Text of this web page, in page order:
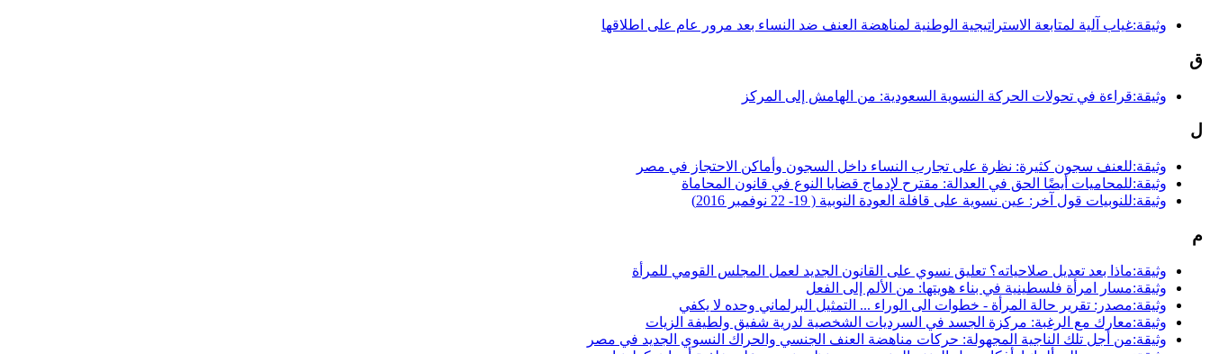
وثيقة:غياب آلية لمتابعة الاستراتيجية الوطنية لمناهضة العنف ضد النساء بعد مرور عام على اطلاقها
ق
وثيقة:قراءة في تحولات الحركة النسوية السعودية: من الهامش إلى المركز
ل
وثيقة:للعنف سجون كثيرة: نظرة على تجارب النساء داخل السجون وأماكن الاحتجاز في مصر
وثيقة:للمحاميات أيضًا الحق في العدالة: مقترح لإدماج قضايا النوع في قانون المحاماة
وثيقة:للنوبيات قول آخر: عين نسوية على قافلة العودة النوبية ( 19- 22 نوفمبر 2016)
م
وثيقة:ماذا بعد تعديل صلاحياته؟ تعليق نسوي على القانون الجديد لعمل المجلس القومي للمرأة
وثيقة:مسار امرأة فلسطينية في بناء هويتها: من الألم إلى الفعل
وثيقة:مصدر: تقرير حالة المرأة - خطوات الى الوراء ... التمثيل البرلماني وحده لا يكفي
وثيقة:معارك مع الرغبة: مركزة الجسد في السرديات الشخصية لدرية شفيق ولطيفة الزيات
وثيقة:من أجل تلك الناجية المجهولة: حركات مناهضة العنف الجنسي والحراك النسوي الجديد في مصر